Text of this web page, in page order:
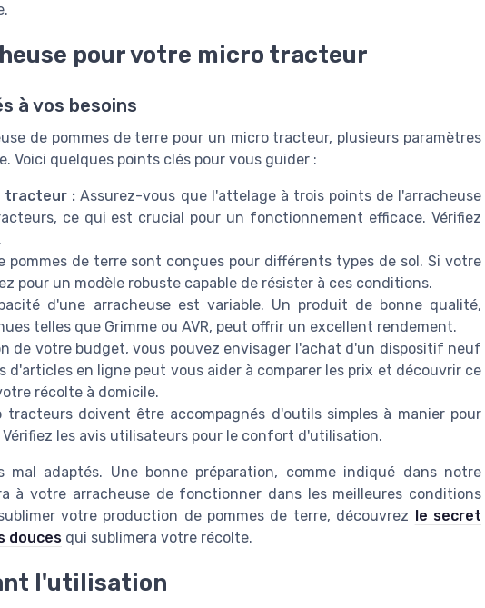
pour votre micro tracteur
à vos besoins
de pommes de terre pour un micro tracteur, plusieurs paramètres
Voici quelques points clés pour vous guider :
tracteur : Assurez-vous que l'attelage à trois points de l'arracheuse
ce qui est crucial pour un fonctionnement efficace. Vérifiez
pommes de terre sont conçues pour différents types de sol. Si votre
pour un modèle robuste capable de résister à ces conditions.
d'une arracheuse est variable. Un produit de bonne qualité,
telles que Grimme ou AVR, peut offrir un excellent rendement.
de votre budget, vous pouvez envisager l'achat d'un dispositif neuf
d'articles en ligne peut vous aider à comparer les prix et découvrir ce
récolte à domicile.
doivent être accompagnés d'outils simples à manier pour
les avis utilisateurs pour le confort d'utilisation.
adaptés. Une bonne préparation, comme indiqué dans notre
à votre arracheuse de fonctionner dans les meilleures conditions
votre production de pommes de terre, découvrez le secret
douces qui sublimera votre récolte.
l'utilisation